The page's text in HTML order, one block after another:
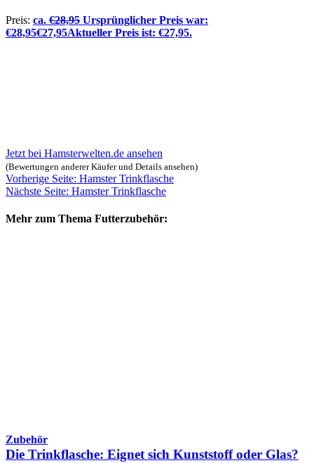
Preis: ca. €28,95 Ursprünglicher Preis war:
€28,95€27,95Aktueller Preis ist: €27,95.
Jetzt bei Hamsterwelten.de ansehen
(Bewertungen anderer Käufer und Details ansehen)
Vorherige Seite: Hamster Trinkflasche
Nächste Seite: Hamster Trinkflasche
Mehr zum Thema Futterzubehör:
Zubehör
Die Trinkflasche: Eignet sich Kunststoff oder Glas?